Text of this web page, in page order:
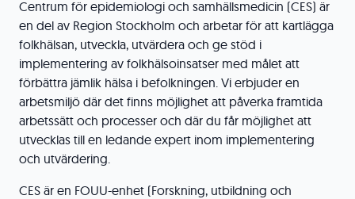
Centrum för epidemiologi och samhällsmedicin (CES) är
en del av Region Stockholm och arbetar för att kartlägga
folkhälsan, utveckla, utvärdera och ge stöd i
implementering av folkhälsoinsatser med målet att
förbättra jämlik hälsa i befolkningen. Vi erbjuder en
arbetsmiljö där det finns möjlighet att påverka framtida
arbetssätt och processer och där du får möjlighet att
utvecklas till en ledande expert inom implementering
och utvärdering.
CES är en FOUU-enhet (Forskning, utbildning och